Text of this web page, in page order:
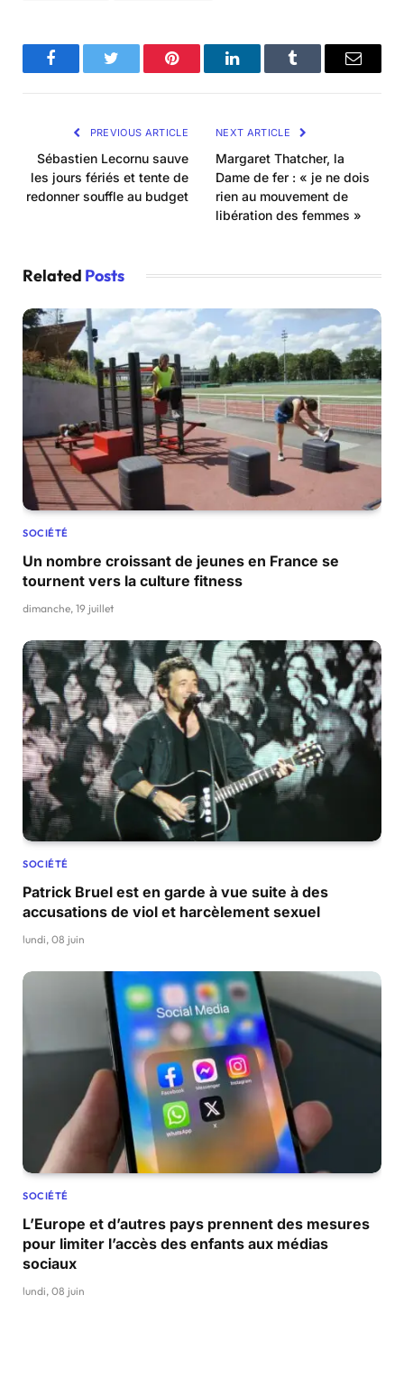
FacebookTwitter Pinterest LinkedInTumblr Email
PREVIOUS ARTICLE
Sébastien Lecornu sauve
les jours fériés et tente de
redonner souffle au budget
NEXT ARTICLE
Margaret Thatcher, la
Dame de fer : « je ne dois
rien au mouvement de
libération des femmes »
Related Posts
SOCIÉTÉ
Un nombre croissant de jeunes en France se
tournent vers la culture fitness
dimanche, 19 juillet
SOCIÉTÉ
Patrick Bruel est en garde à vue suite à des
accusations de viol et harcèlement sexuel
lundi, 08 juin
SOCIÉTÉ
L’Europe et d’autres pays prennent des mesures
pour limiter l’accès des enfants aux médias
sociaux
lundi, 08 juin